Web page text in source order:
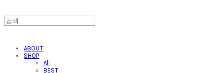
ABOUT
SHOP
All
BEST